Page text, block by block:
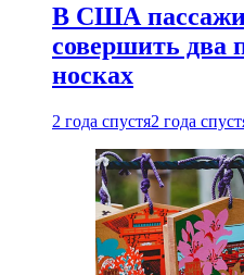
В США
совершить два
носках
2 года спустя2 года